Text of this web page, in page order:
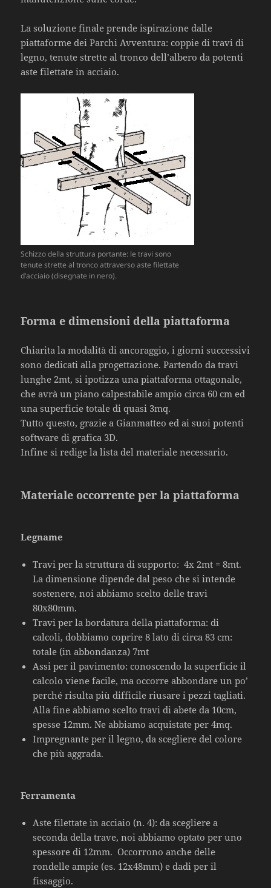
La soluzione finale prende ispirazione dalle
piattaforme dei Parchi Avventura: coppie di travi di
legno, tenute strette al tronco dell’albero da potenti
aste filettate in acciaio.
Schizzo della struttura portante: le travi sono
tenute strette al tronco attraverso aste filettate
d’acciaio (disegnate in nero).
Forma e dimensioni della piattaforma
Chiarita la modalità di ancoraggio, i giorni successivi
sono dedicati alla progettazione. Partendo da travi
lunghe 2mt, si ipotizza una piattaforma ottagonale,
che avrà un piano calpestabile ampio circa 60 cm ed
una superficie totale di quasi 3mq.
Tutto questo, grazie a Gianmatteo ed ai suoi potenti
software di grafica 3D.
Infine si redige la lista del materiale necessario.
Materiale occorrente per la piattaforma
Legname
Travi per la struttura di supporto: 4x 2mt = 8mt.
La dimensione dipende dal peso che si intende
sostenere, noi abbiamo scelto delle travi
80x80mm.
Travi per la bordatura della piattaforma: di
calcoli, dobbiamo coprire 8 lato di circa 83 cm:
totale (in abbondanza) 7mt
Assi per il pavimento: conoscendo la superficie il
calcolo viene facile, ma occorre abbondare un po’
perché risulta più difficile riusare i pezzi tagliati.
Alla fine abbiamo scelto travi di abete da 10cm,
spesse 12mm. Ne abbiamo acquistate per 4mq.
Impregnante per il legno, da scegliere del colore
che più aggrada.
Ferramenta
Aste filettate in acciaio (n. 4): da scegliere a
seconda della trave, noi abbiamo optato per uno
spessore di 12mm. Occorrono anche delle
rondelle ampie (es. 12x48mm) e dadi per il
fissaggio.